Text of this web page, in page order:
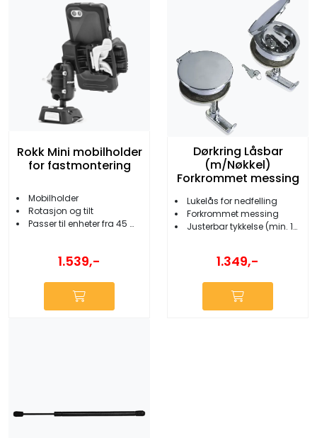
Rokk Mini mobilholder
for fastmontering
Mobilholder
Rotasjon og tilt
Passer til enheter fra 45 mm til 95 mm
1.539,-
Dørkring Låsbar
(m/Nøkkel)
Forkrommet messing
Lukelås for nedfelling
Forkrommet messing
Justerbar tykkelse (min. 15 mm)
1.349,-